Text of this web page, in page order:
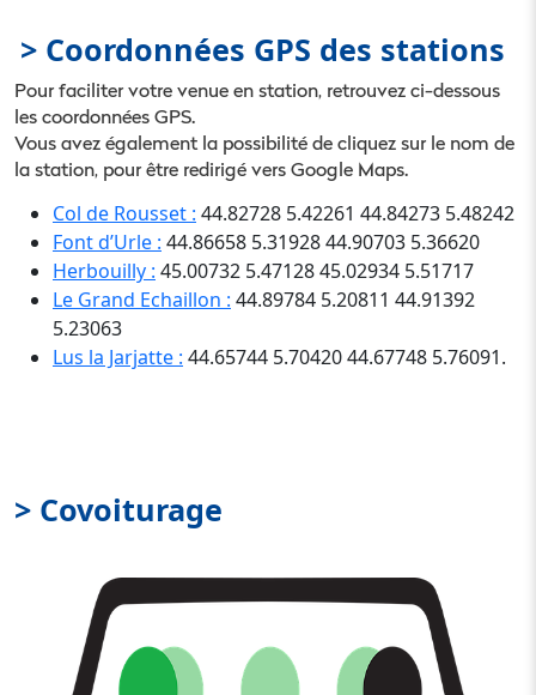
> Coordonnées GPS des stations
Pour faciliter votre venue en station, retrouvez ci-dessous
les coordonnées GPS.
Vous avez également la possibilité de cliquez sur le nom de
la station, pour être redirigé vers Google Maps.
Col de Rousset : 44.82728 5.42261 44.84273 5.48242
Font d’Urle : 44.86658 5.31928 44.90703 5.36620
Herbouilly : 45.00732 5.47128 45.02934 5.51717
Le Grand Echaillon : 44.89784 5.20811 44.91392
5.23063
Lus la Jarjatte : 44.65744 5.70420 44.67748 5.76091.
> Covoiturage